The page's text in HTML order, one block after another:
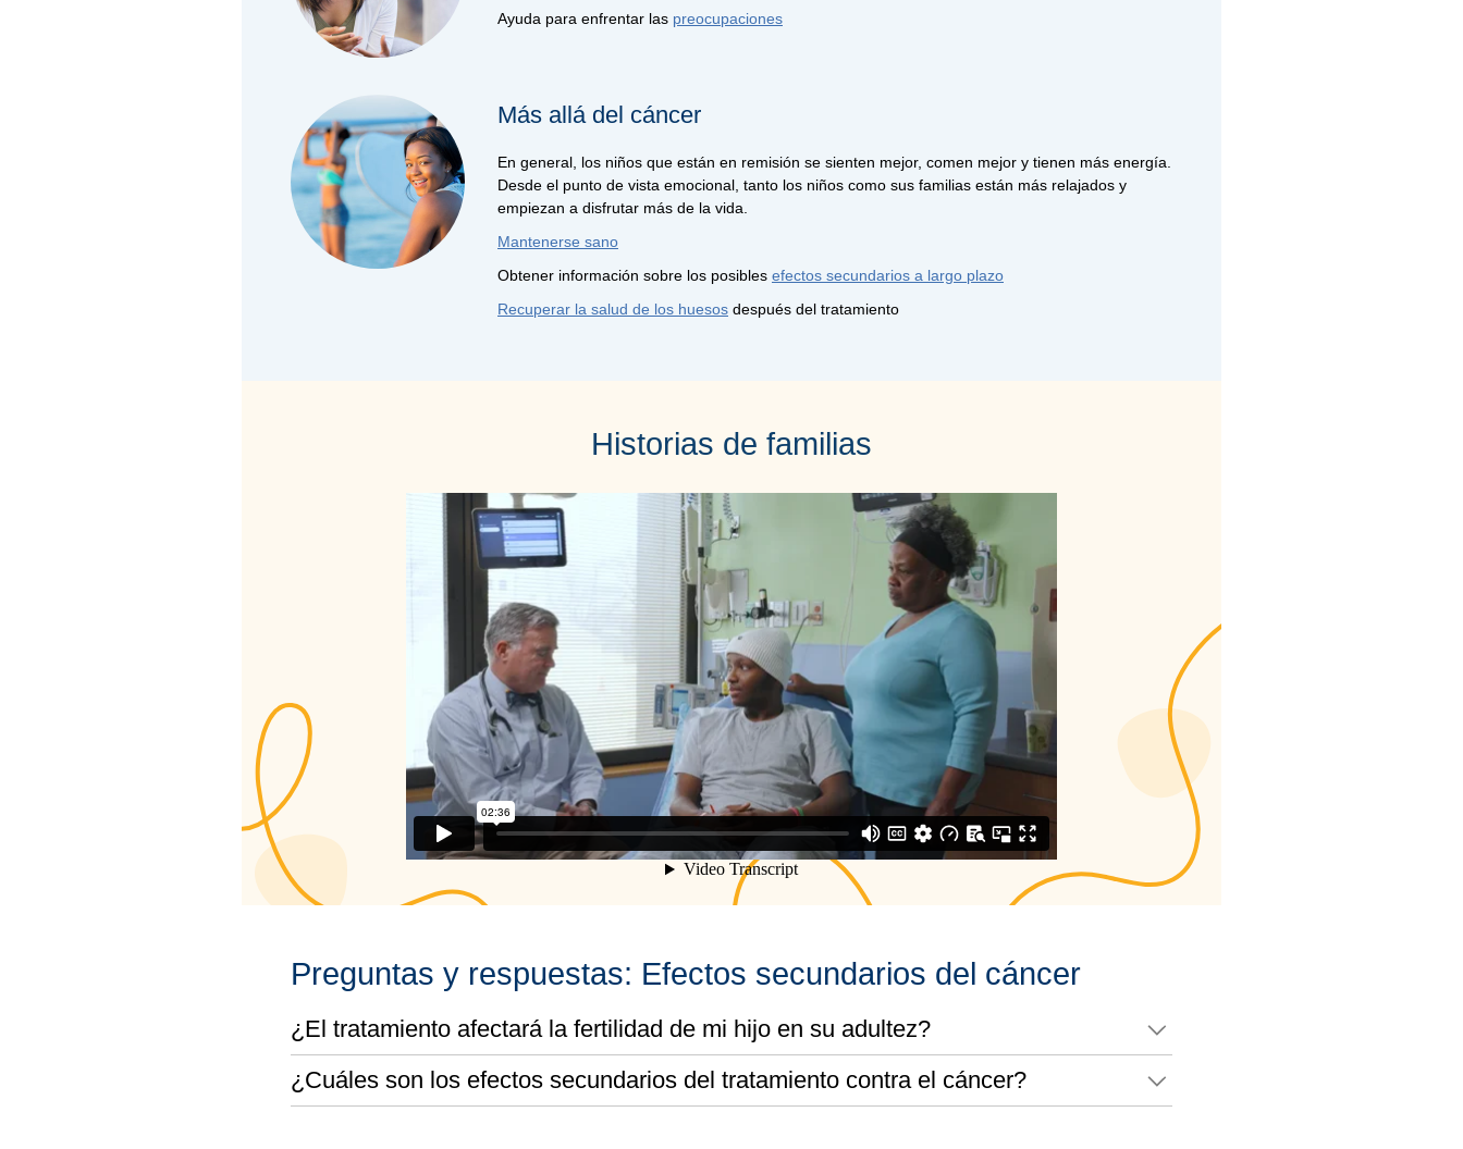
Ayuda para enfrentar las preocupaciones
Más allá del cáncer
En general, los niños que están en remisión se sienten mejor, comen mejor y tienen más energía.
Desde el punto de vista emocional, tanto los niños como sus familias están más relajados y
empiezan a disfrutar más de la vida.
Mantenerse sano
Obtener información sobre los posibles efectos secundarios a largo plazo
Recuperar la salud de los huesos después del tratamiento
Historias de familias
Preguntas y respuestas: Efectos secundarios del cáncer
¿El tratamiento afectará la fertilidad de mi hijo en su adultez?
¿Cuáles son los efectos secundarios del tratamiento contra el cáncer?